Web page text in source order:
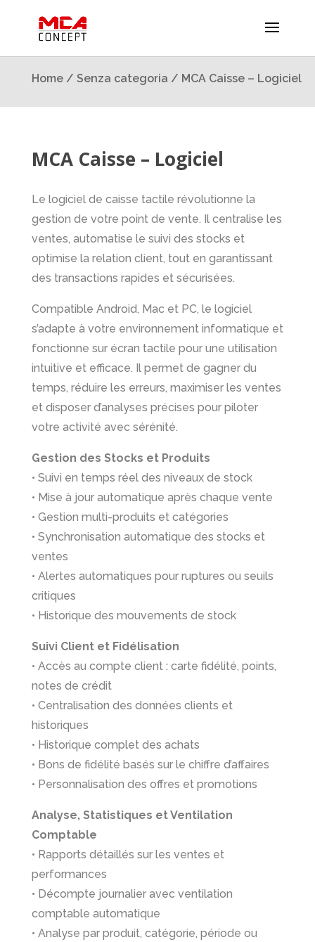
Home/ Senza categoria / MCA Caisse – Logiciel
MCA Caisse – Logiciel
Le logiciel de caisse tactile révolutionne la
gestion de votre point de vente. Il centralise les
ventes, automatise le suivi des stocks et
optimise la relation client, tout en garantissant
des transactions rapides et sécurisées.
Compatible Android, Mac et PC, le logiciel
s’adapte à votre environnement informatique et
fonctionne sur écran tactile pour une utilisation
intuitive et efficace. Il permet de gagner du
temps, réduire les erreurs, maximiser les ventes
et disposer d’analyses précises pour piloter
votre activité avec sérénité.
Gestion des Stocks et Produits
• Suivi en temps réel des niveaux de stock
• Mise à jour automatique après chaque vente
• Gestion multi-produits et catégories
• Synchronisation automatique des stocks et
ventes
• Alertes automatiques pour ruptures ou seuils
critiques
• Historique des mouvements de stock
Suivi Client et Fidélisation
• Accès au compte client : carte fidélité, points,
notes de crédit
• Centralisation des données clients et
historiques
• Historique complet des achats
• Bons de fidélité basés sur le chiffre d’affaires
• Personnalisation des offres et promotions
Analyse, Statistiques et Ventilation
Comptable
• Rapports détaillés sur les ventes et
performances
• Décompte journalier avec ventilation
comptable automatique
• Analyse par produit, catégorie, période ou